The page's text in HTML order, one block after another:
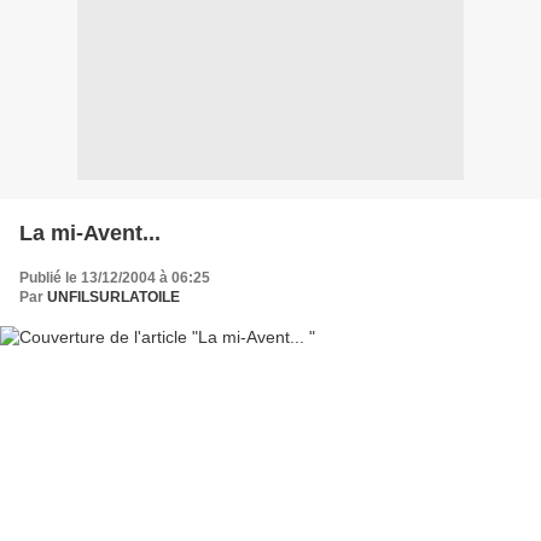
La mi-Avent...
Publié le 13/12/2004 à 06:25
Par UNFILSURLATOILE